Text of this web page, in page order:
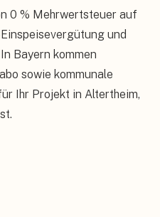
0 % Mehrwertsteuer auf
und
Bayern kommen
sowie kommunale
Ihr Projekt in Altertheim,